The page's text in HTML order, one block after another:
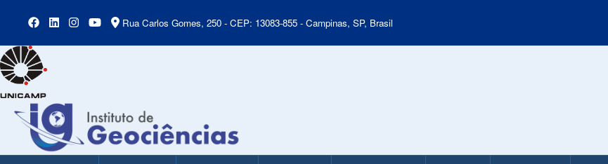
Rua Carlos Gomes, 250 - CEP: 13083-855 - Campinas, SP, Brasil